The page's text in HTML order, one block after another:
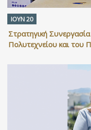
ΙΟΥΝ 20
Στρατηγική
Πολυτεχνείου και του